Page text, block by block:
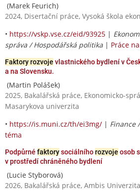
(Marek Feurich)
2024, Disertační práce, Vysoká škola
• https://vskp.vse.cz/eid/93925 |
správa / Hospodářská politika | Práce
Faktory rozvoje vlastnického bydlení v
a na Slovensku.
(Martin Polášek)
2025, Bakalářská práce, Ekonomicko-
Masarykova univerzita
• https://is.muni.cz/th/ei3mg/ | Finance
téma
Podpůrné faktorysociálníhorozvoje osob
v prostředí chráněného bydlení
(Lucie Styborová)
2026, Bakalářská práce, Ambis Univerzita